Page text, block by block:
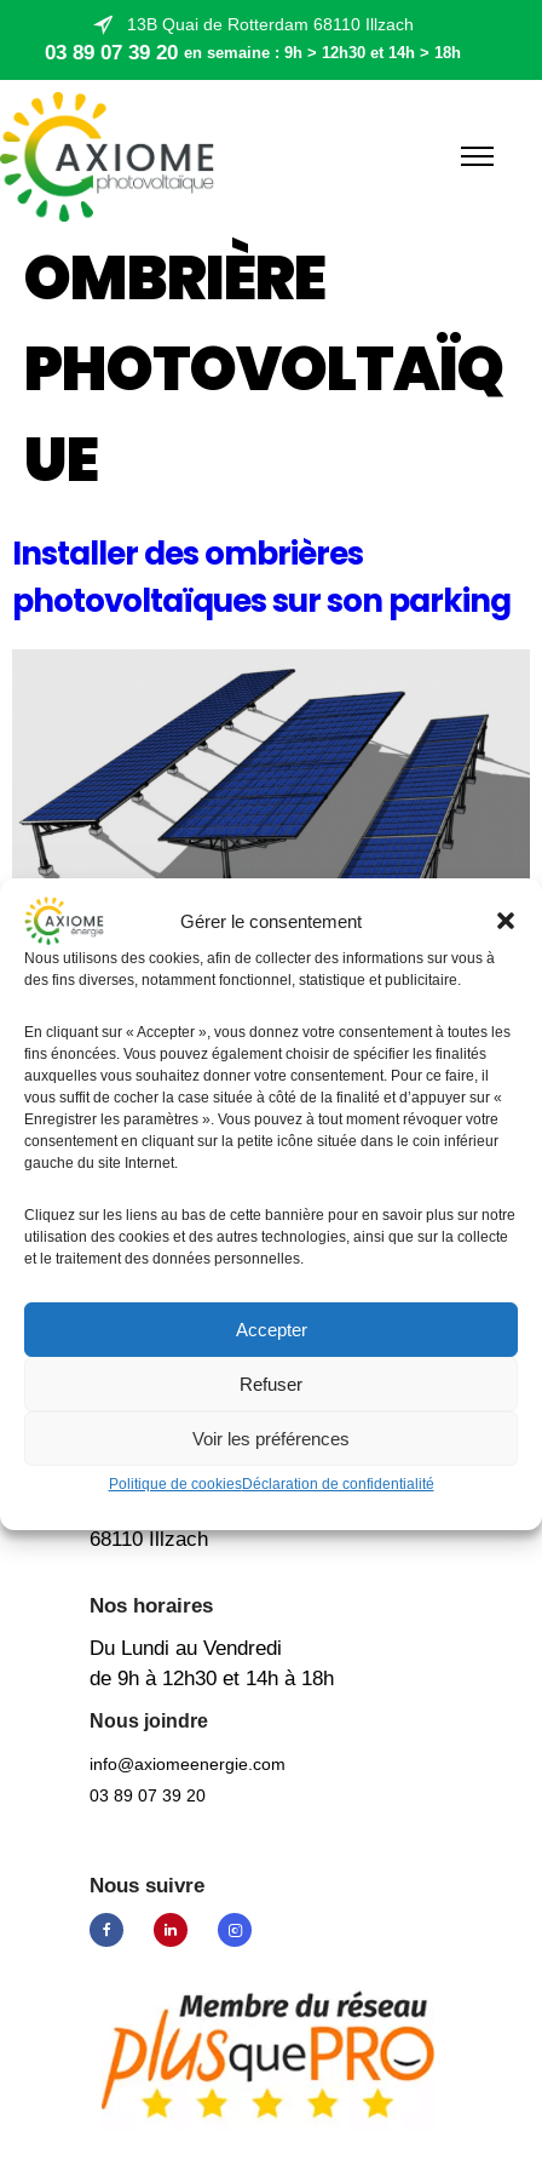
Gérer le consentement
Nous utilisons des cookies, afin de collecter des informations sur vous à
des fins diverses, notamment fonctionnel, statistique et publicitaire.
En cliquant sur « Accepter », vous donnez votre consentement à toutes les
fins énoncées. Vous pouvez également choisir de spécifier les finalités
auxquelles vous souhaitez donner votre consentement. Pour ce faire, il
vous suffit de cocher la case située à côté de la finalité et d’appuyer sur «
Enregistrer les paramètres ». Vous pouvez à tout moment révoquer votre
consentement en cliquant sur la petite icône située dans le coin inférieur
gauche du site Internet.
Cliquez sur les liens au bas de cette bannière pour en savoir plus sur notre
utilisation des cookies et des autres technologies, ainsi que sur la collecte
et le traitement des données personnelles.
Accepter
Refuser
Voir les préférences
Politique de cookiesDéclaration de confidentialité
13B Quai de Rotterdam 68110 Illzach
03 89 07 39 20 en semaine : 9h > 12h30 et 14h > 18h
OMBRIÈRE
PHOTOVOLTAÏQ
UE
Installer des ombrières
photovoltaïques sur son parking
Rappel de la réglementation sur les ombrières
retour sur investissement
Notre adresse
AXIOMEphotovoltaïque
68110 Illzach
Nos horaires
Du Lundi au Vendredi
de 9h à 12h30 et 14h à 18h
Nous joindre
info@axiomeenergie.com
03 89 07 39 20
Nous suivre